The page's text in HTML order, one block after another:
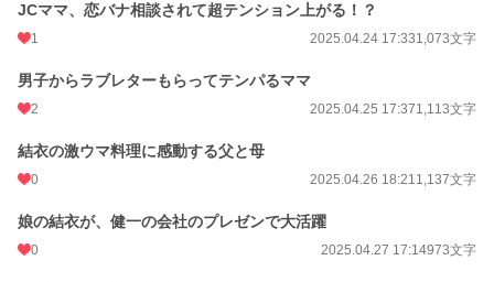
JCママ、恋バナ相談されて超テンション上がる！？
1 2025.04.24 17:331,073文字
男子からラブレターもらってテンパるママ
2 2025.04.25 17:371,113文字
結衣の激ウマ料理に感動する父と母
0 2025.04.26 18:211,137文字
娘の結衣が、健一の会社のプレゼンで大活躍
0 2025.04.27 17:14973文字